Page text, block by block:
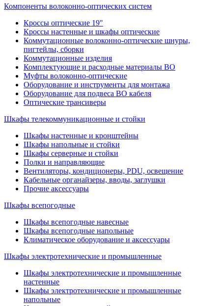
Компоненты волоконно-оптических систем
Кроссы оптические 19"
Кроссы настенные и шкафы оптические
Коммутационные волоконно-оптические шнуры,
пигтейлы, сборки
Коммутационные изделия
Комплектующие и расходные материалы ВО
Муфты волоконно-оптические
Оборудование и инструменты для монтажа
Оборудование для подвеса ВО кабеля
Оптические трансиверы
Шкафы телекоммуникационные и стойки
Шкафы настенные и кронштейны
Шкафы напольные и стойки
Шкафы серверные и стойки
Полки и направляющие
Вентиляторы, кондиционеры, PDU, освещение
Кабельные органайзеры, вводы, заглушки
Прочие аксеcсуары
Шкафы всепогодные
Шкафы всепогодные навесные
Шкафы всепогодные напольные
Климатическое оборудование и аксессуары
Шкафы электротехнические и промышленные
Шкафы электротехнические и промышленные
настенные
Шкафы электротехнические и промышленные
напольные